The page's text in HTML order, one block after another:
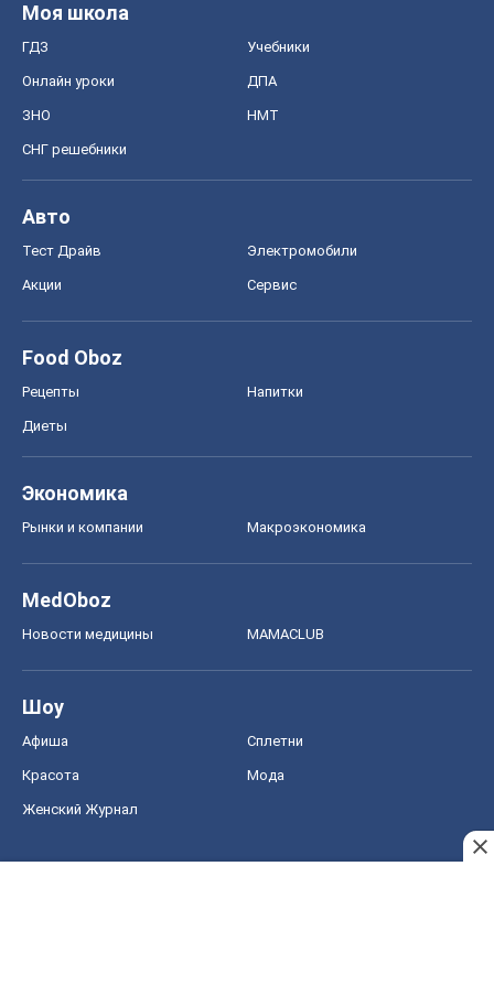
Моя школа
ГДЗ Учебники
Онлайн уроки ДПА
ЗНО НМТ
СНГ решебники
Авто
Тест Драйв Электромобили
Акции Сервис
Food Oboz
Рецепты Напитки
Диеты
Экономика
Рынки и компании Mакроэкономика
MedOboz
Новости медицины MAMACLUB
Шоу
Афиша Сплетни
Красота Мода
Женский Журнал